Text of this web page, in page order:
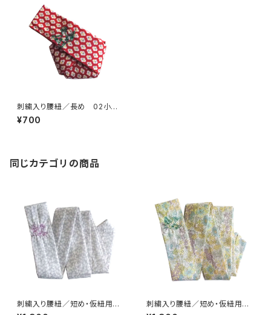
刺繍入り腰紐／長め 02小花
赤【コットンきもの屋＊san】
¥700
同じカテゴリの商品
刺繍入り腰紐／短め・仮紐用 1
0リバティグレー【コットンきもの
刺繍入り腰紐／短め・仮紐用
09リバティ緑【コットンきもの屋